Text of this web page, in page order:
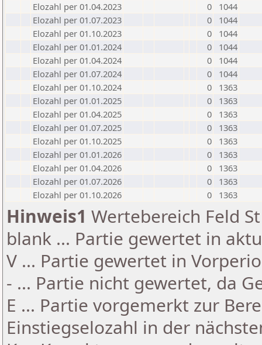
Elozahl per 01.04.2023
0
1044
Elozahl per 01.07.2023
0
1044
Elozahl per 01.10.2023
0
1044
Elozahl per 01.01.2024
0
1044
Elozahl per 01.04.2024
0
1044
Elozahl per 01.07.2024
0
1044
Elozahl per 01.10.2024
0
1363
Elozahl per 01.01.2025
0
1363
Elozahl per 01.04.2025
0
1363
Elozahl per 01.07.2025
0
1363
Elozahl per 01.10.2025
0
1363
Elozahl per 01.01.2026
0
1363
Elozahl per 01.04.2026
0
1363
Elozahl per 01.07.2026
0
1363
Elozahl per 01.10.2026
0 1363
Hinweis1 Wertebereich Feld
blank ... Partie gewertet in
V ... Partie gewertet in
- ... Partie nicht gewertet, da
E ... Partie vorgemerkt zur
Einstiegselozahl in der